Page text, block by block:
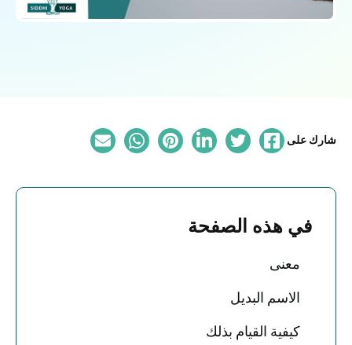
شارك على
في هذه الصفحة
معنى
الاسم البديل
كيفية القيام بذلك